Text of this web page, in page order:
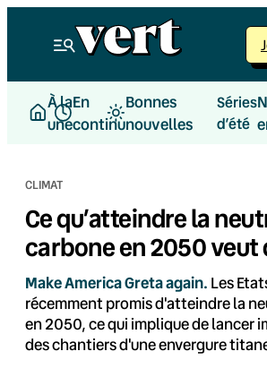
À la
une
En
continu
Bonnes
nouvelles
Séries
d’été
CLIMAT
Ce qu’atteindre la
carbone en 2050 veut
Make America Greta again. Les
récemment promis d'atteindre la
en 2050, ce qui implique de lancer
des chantiers d'une envergure